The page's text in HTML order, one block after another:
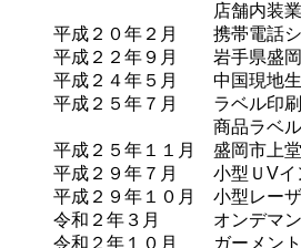
店舗内装業務
平成２０年２月 携帯電話シ
平成２２年９月 岩手県盛岡
平成２４年５月 中国現地生
平成２５年７月 ラベル印刷
商品ラベルやパッ
平成２５年１１月 盛岡市上
平成２９年７月 小型ＵVイ
平成２９年１０月 小型レー
令和２年３月 オンデマン
令和２年１０月 ガーメント